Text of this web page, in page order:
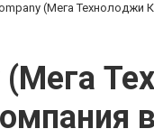
(Мега Технолоджи
(Мега